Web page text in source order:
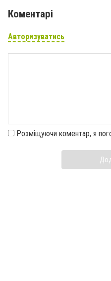
Коментарі
Авторизуватись
Розміщуючи коментар, я